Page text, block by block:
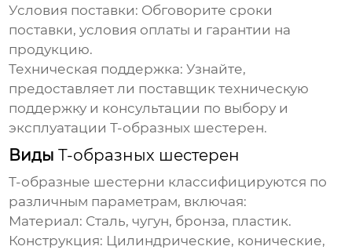
Условия поставки: Обговорите сроки
поставки, условия оплаты и гарантии на
продукцию.
Техническая поддержка: Узнайте,
предоставляет ли поставщик техническую
поддержку и консультации по выбору и
эксплуатацииТ-образных шестерен.
ВидыТ-образных шестерен
Т-образные шестерни классифицируются по
различным параметрам, включая:
Материал: Сталь, чугун, бронза, пластик.
Конструкция: Цилиндрические, конические,